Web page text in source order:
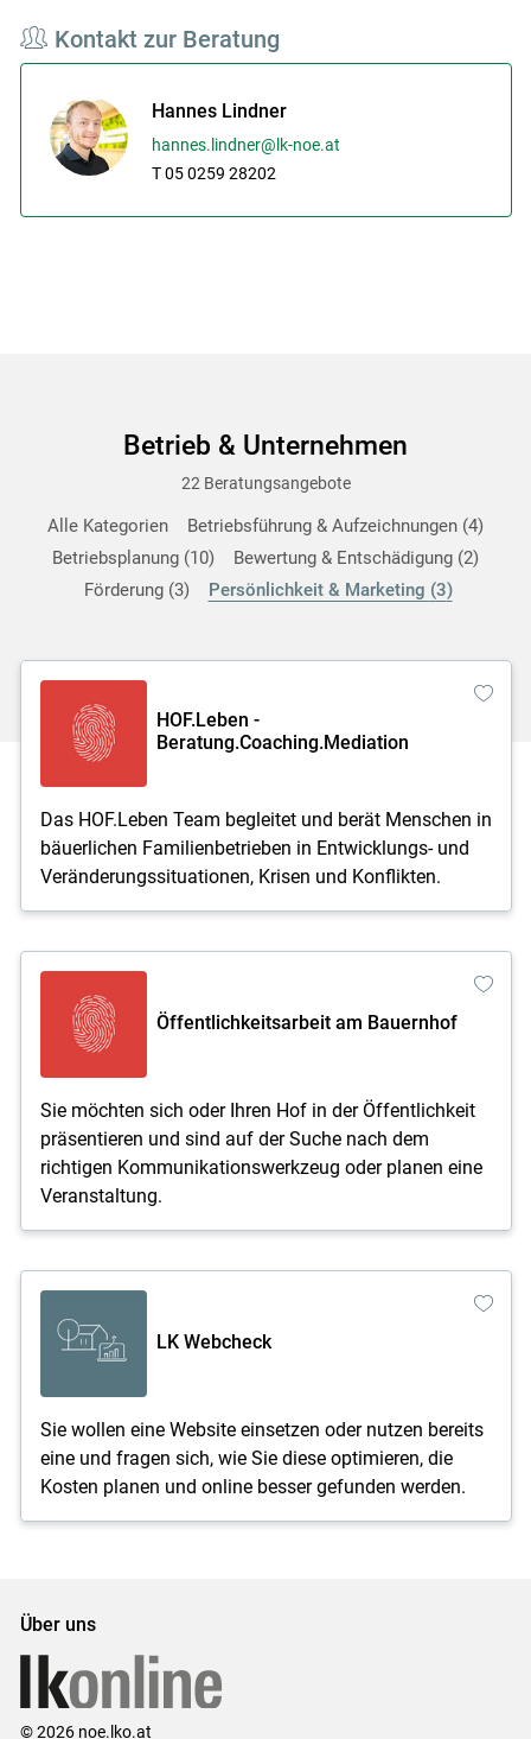
Kontakt zur Beratung
Hannes Lindner
hannes.lindner@lk-noe.at
T 05 0259 28202
Betrieb & Unternehmen
22 Beratungsangebote
Alle Kategorien Betriebsführung & Aufzeichnungen 4
Betriebsplanung 10 Bewertung & Entschädigung 2
Förderung 3 Persönlichkeit & Marketing 3
HOF.Leben -
Beratung.Coaching.Mediation
Das HOF.Leben Team begleitet und berät Menschen in
bäuerlichen Familienbetrieben in Entwicklungs- und
Veränderungssituationen, Krisen und Konflikten.
Öffentlichkeitsarbeit am Bauernhof
Sie möchten sich oder Ihren Hof in der Öffentlichkeit
präsentieren und sind auf der Suche nach dem
richtigen Kommunikationswerkzeug oder planen eine
Veranstaltung.
LK Webcheck
Sie wollen eine Website einsetzen oder nutzen bereits
eine und fragen sich, wie Sie diese optimieren, die
Kosten planen und online besser gefunden werden.
Über uns
© 2026 noe.lko.at